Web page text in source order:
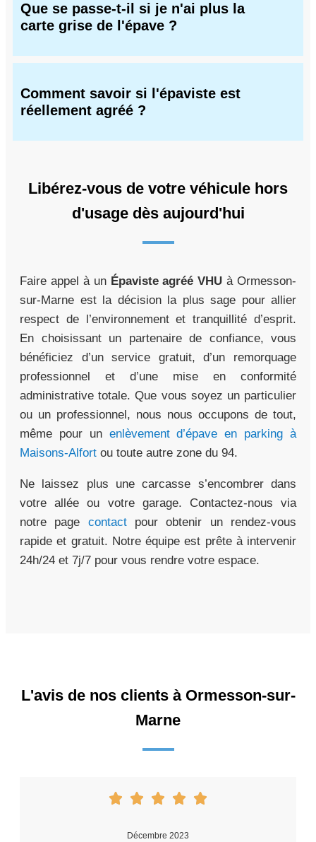
Que se passe-t-il si je n'ai plus la
carte grise de l'épave ?
Comment savoir si l'épaviste est
réellement agréé ?
Libérez-vous de votre véhicule hors
d'usage dès aujourd'hui
Faire appel à un Épaviste agréé VHU à Ormesson-
sur-Marne est la décision la plus sage pour allier
respect de l’environnement et tranquillité d’esprit.
En choisissant un partenaire de confiance, vous
bénéficiez d’un service gratuit, d’un remorquage
professionnel et d’une mise en conformité
administrative totale. Que vous soyez un particulier
ou un professionnel, nous nous occupons de tout,
même pour un enlèvement d’épave en parking à
Maisons-Alfort ou toute autre zone du 94.
Ne laissez plus une carcasse s’encombrer dans
votre allée ou votre garage. Contactez-nous via
notre page contactpour obtenir un rendez-vous
rapide et gratuit. Notre équipe est prête à intervenir
24h/24 et 7j/7 pour vous rendre votre espace.
L'avis de nos clients à Ormesson-sur-
Marne
Décembre 2023